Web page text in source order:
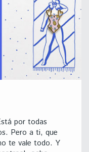
por todas
Pero a ti, que
te vale todo. Y